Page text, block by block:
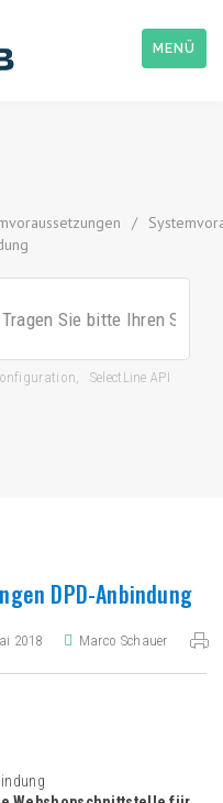
MENÜ
/
, SelectLine API
DPD-Anbindung
2018 Marco Schauer